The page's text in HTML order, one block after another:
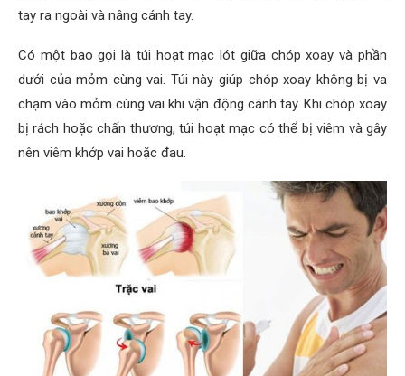
tay ra ngoài và nâng cánh tay.
Có một bao gọi là túi hoạt mạc lót giữa chóp xoay và phần
dưới của mỏm cùng vai. Túi này giúp chóp xoay không bị va
chạm vào mỏm cùng vai khi vận động cánh tay. Khi chóp xoay
bị rách hoặc chấn thương, túi hoạt mạc có thể bị viêm và gây
nên viêm khớp vai hoặc đau.